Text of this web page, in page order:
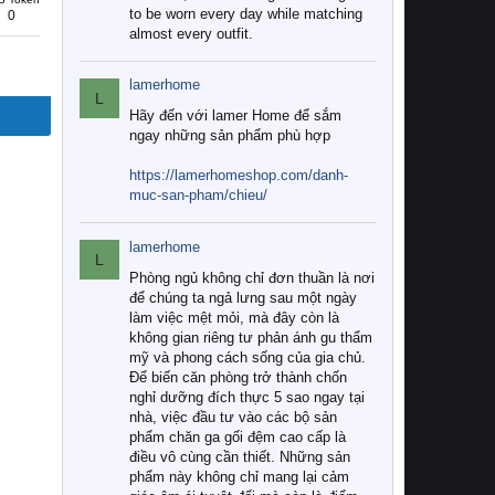
0
to be worn every day while matching
almost every outfit.
L
lamerhome
Hãy đến với lamer Home để sắm
ngay những sản phẩm phù hợp
https://lamerhomeshop.com/danh-
muc-san-pham/chieu/
L
lamerhome
Phòng ngủ không chỉ đơn thuần là nơi
để chúng ta ngả lưng sau một ngày
làm việc mệt mỏi, mà đây còn là
không gian riêng tư phản ánh gu thẩm
mỹ và phong cách sống của gia chủ.
Để biến căn phòng trở thành chốn
nghỉ dưỡng đích thực 5 sao ngay tại
nhà, việc đầu tư vào các bộ sản
phẩm chăn ga gối đệm cao cấp là
điều vô cùng cần thiết. Những sản
phẩm này không chỉ mang lại cảm